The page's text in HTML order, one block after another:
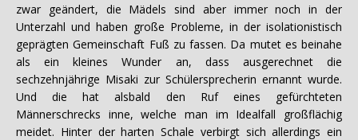
zwar geändert, die Mädels sind aber immer noch in der
Unterzahl und haben große Probleme, in der isolationistisch
geprägten Gemeinschaft Fuß zu fassen. Da mutet es beinahe
als ein kleines Wunder an, dass ausgerechnet die
sechzehnjährige Misaki zur Schülersprecherin ernannt wurde.
Und die hat alsbald den Ruf eines gefürchteten
Männerschrecks inne, welche man im Idealfall großflächig
meidet. Hinter der harten Schale verbirgt sich allerdings ein